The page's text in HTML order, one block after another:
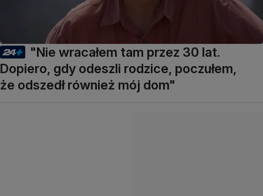
"Nie wracałem tam przez 30 lat.
Dopiero, gdy odeszli rodzice, poczułem,
że odszedł również mój dom"